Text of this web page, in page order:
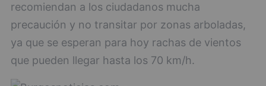
recomiendan a los ciudadanos mucha
precaución y no transitar por zonas arboladas,
ya que se esperan para hoy rachas de vientos
que pueden llegar hasta los 70 km/h.